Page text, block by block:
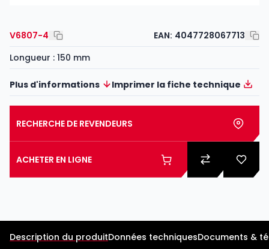
V6807-4 EAN: 4047728067713
Longueur : 150 mm
Plus d'informations Imprimer la fiche technique
RECHERCHE DE REVENDEURS
ACHETER EN LIGNE
Description du produitDonnées techniquesDocuments &